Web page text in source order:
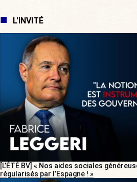
L'INVITÉ
[L’ÉTÉ BV] « Nos aides sociales
régularisés par l’Espagne ! »